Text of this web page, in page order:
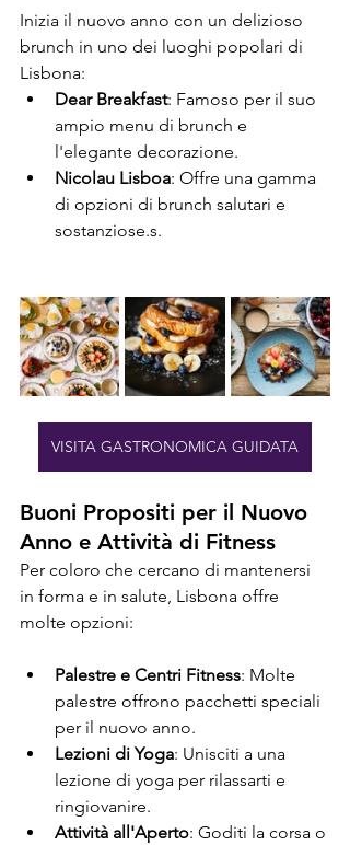
Inizia il nuovo anno con un delizioso
brunch in uno dei luoghi popolari di
Lisbona:
Dear Breakfast: Famoso per il suo
ampio menu di brunch e
l'elegante decorazione.
Nicolau Lisboa: Offre una gamma
di opzioni di brunch salutari e
sostanziose.s.
VISITA GASTRONOMICA GUIDATA
Buoni Propositi per il Nuovo
Anno e Attività di Fitness
Per coloro che cercano di mantenersi
in forma e in salute, Lisbona offre
molte opzioni:
Palestre e Centri Fitness: Molte
palestre offrono pacchetti speciali
per il nuovo anno.
Lezioni di Yoga: Unisciti a una
lezione di yoga per rilassarti e
ringiovanire.
Attività all'Aperto: Goditi la corsa o